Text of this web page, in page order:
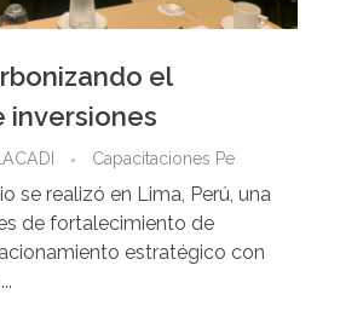
el
inversiones
LACADI Capacitaciones Pe
se realizó en Lima, Perú, una
de fortalecimiento de
estratégico con